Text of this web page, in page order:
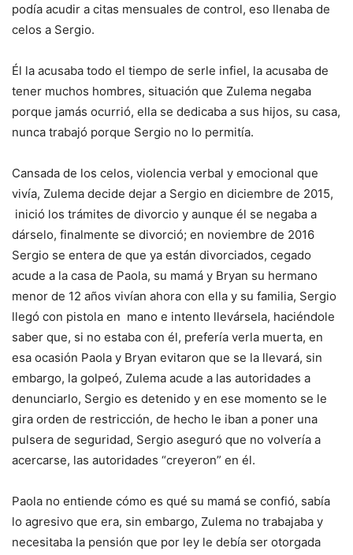
podía acudir a citas mensuales de control, eso llenaba de
celos a Sergio.
Él la acusaba todo el tiempo de serle infiel, la acusaba de
tener muchos hombres, situación que Zulema negaba
porque jamás ocurrió, ella se dedicaba a sus hijos, su casa,
nunca trabajó porque Sergio no lo permitía.
Cansada de los celos, violencia verbal y emocional que
vivía, Zulema decide dejar a Sergio en diciembre de 2015,
inició los trámites de divorcio y aunque él se negaba a
dárselo, finalmente se divorció; en noviembre de 2016
Sergio se entera de que ya están divorciados, cegado
acude a la casa de Paola, su mamá y Bryan su hermano
menor de 12 años vivían ahora con ella y su familia, Sergio
llegó con pistola en mano e intento llevársela, haciéndole
saber que, si no estaba con él, prefería verla muerta, en
esa ocasión Paola y Bryan evitaron que se la llevará, sin
embargo, la golpeó, Zulema acude a las autoridades a
denunciarlo, Sergio es detenido y en ese momento se le
gira orden de restricción, de hecho le iban a poner una
pulsera de seguridad, Sergio aseguró que no volvería a
acercarse, las autoridades “creyeron” en él.
Paola no entiende cómo es qué su mamá se confió, sabía
lo agresivo que era, sin embargo, Zulema no trabajaba y
necesitaba la pensión que por ley le debía ser otorgada